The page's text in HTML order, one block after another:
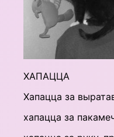
ХАПАЦЦА
Хапацца за
хапацца за